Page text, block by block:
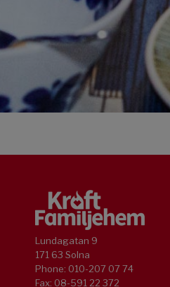
Lundagatan 9
171 63 Solna
Phone: 010-207 07 74
Fax: 08-591 22 372